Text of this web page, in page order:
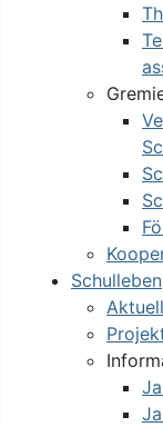
Schulleben